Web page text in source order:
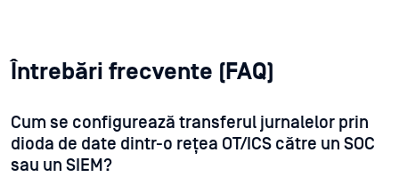
Întrebări frecvente (FAQ)
Cum se configurează transferul jurnalelor prin
dioda de date dintr-o rețea OT/ICS către un SOC
sau un SIEM?